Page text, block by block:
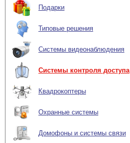
Подарки
Типовые решения
Системы видеонаблюдения
Системы контроля доступа
Квадрокоптеры
Охранные системы
Домофоны и системы связи